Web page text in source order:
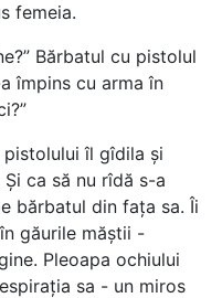
femeia.
Bărbatul cu pistolul
împins cu arma în
pistolului îl gîdila și
ca să nu rîdă s-a
bărbatul din fața sa. Îi
găurile măștii -
Pleoapa ochiului
sa - un miros